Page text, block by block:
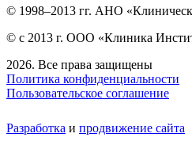
© 1998–2013 гг. АНО
© с 2013 г. ООО «Клиника
2026. Все права защищены
Политика конфиденциальности
Пользовательское соглашение
Разработка и продвижение сайта